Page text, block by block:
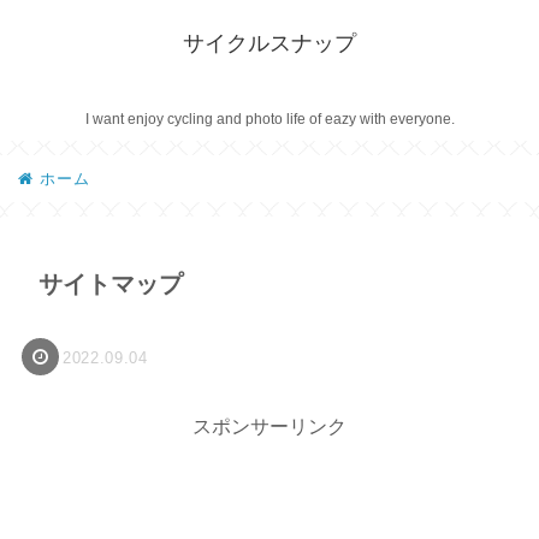
サイクルスナップ
I want enjoy cycling and photo life of eazy with everyone.
ホーム
サイトマップ
2022.09.04
スポンサーリンク